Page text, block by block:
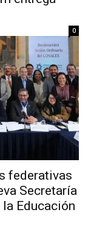
0
federativas
Secretaría
Educación